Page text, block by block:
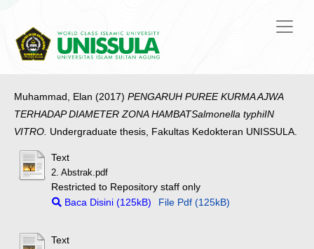
Muhammad, Elan (2017) PENGARUH PUREE KURMA AJWA
TERHADAP DIAMETER ZONA HAMBATSalmonella typhiIN
VITRO. Undergraduate thesis, Fakultas Kedokteran UNISSULA.
Text
2. Abstrak.pdf
Restricted to Repository staff only
Baca Disini (125kB)
File Pdf (125kB)
Text